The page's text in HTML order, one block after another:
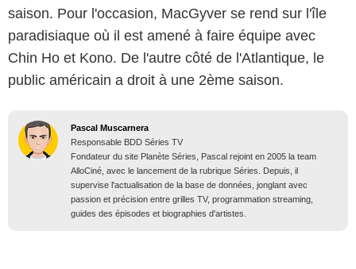
saison. Pour l'occasion, MacGyver se rend sur l'île
paradisiaque où il est amené à faire équipe avec
Chin Ho et Kono. De l'autre côté de l'Atlantique, le
public américain a droit à une 2ème saison.
Pascal Muscarnera
Responsable BDD Séries TV
Fondateur du site Planète Séries, Pascal rejoint en 2005 la team
AlloCiné, avec le lancement de la rubrique Séries. Depuis, il
supervise l'actualisation de la base de données, jonglant avec
passion et précision entre grilles TV, programmation streaming,
guides des épisodes et biographies d'artistes.